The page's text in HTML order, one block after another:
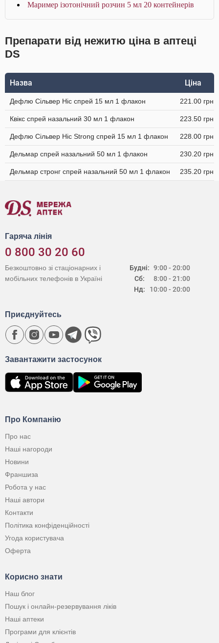
Маример ізотонічний розчин 5 мл 20 контейнерів
Препарати від нежитю ціна в аптеці
DS
Назва Ціна
Дефлю Сільвер Ніс спрей 15 мл 1 флакон 221.00 грн
Квікс спрей назальний 30 мл 1 флакон 223.50 грн
Дефлю Сільвер Ніс Strong спрей 15 мл 1 флакон 228.00 грн
Дельмар спрей назальний 50 мл 1 флакон 230.20 грн
Дельмар стронг спрей назальний 50 мл 1 флакон 235.20 грн
Гаряча лінія
0 800 30 20 60
Будні:
Сб:
Нд:
9:00 - 20:00
8:00 - 21:00
10:00 - 20:00
Безкоштовно зі стаціонарних і
мобільних телефонів в Україні
Про Компанію
Про нас
Наші нагороди
Новини
Франшиза
Робота у нас
Наші автори
Контакти
Політика конфіденційності
Угода користувача
Оферта
Корисно знати
Наш блог
Пошук і онлайн-резервування ліків
Наші аптеки
Програми для клієнтів
Завантажити застосунок
Приєднуйтесь